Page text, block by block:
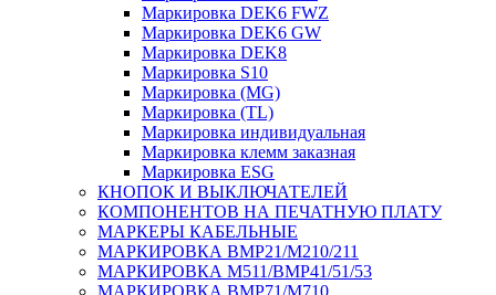
Маркировка DEK6 FWZ
Маркировка DEK6 GW
Маркировка DEK8
Маркировка S10
Маркировка (MG)
Маркировка (TL)
Маркировка индивидуальная
Маркировка клемм заказная
Маркировка ESG
КНОПОК И ВЫКЛЮЧАТЕЛЕЙ
КОМПОНЕНТОВ НА ПЕЧАТНУЮ ПЛАТУ
МАРКЕРЫ КАБЕЛЬНЫЕ
МАРКИРОВКА BMP21/M210/211
МАРКИРОВКА M511/BMP41/51/53
МАРКИРОВКА BMP71/M710